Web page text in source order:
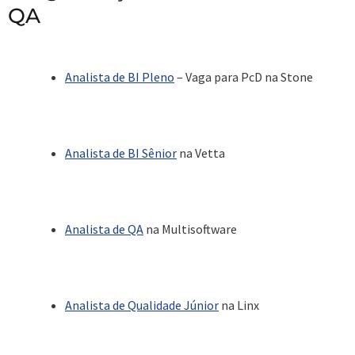
QA
Analista de BI Pleno – Vaga para PcD na Stone
Analista de BI Sênior na Vetta
Analista de QA na Multisoftware
Analista de Qualidade Júnior na Linx